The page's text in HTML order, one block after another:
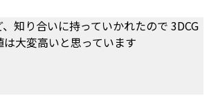
知り合いに持っていかれたので 3DCG
大変高いと思っています